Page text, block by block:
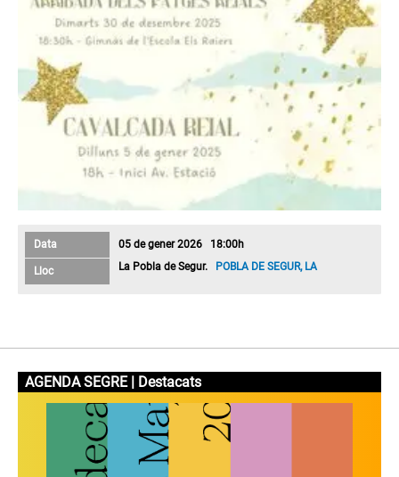
Data 05 de gener 2026 18:00h
Lloc La Pobla de Segur. POBLA DE SEGUR, LA
AGENDA SEGRE | Destacats